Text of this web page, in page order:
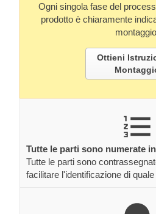
Ogni singola fase del
prodotto è chiaramente
Ottieni
Tutte le parti sono numerate
Tutte le parti sono
facilitare l'identificazione di